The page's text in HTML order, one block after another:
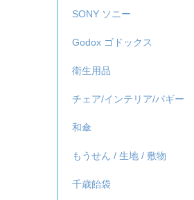
SONY ソニー
Godox ゴドックス
衛生用品
チェア/インテリア/バギー
和傘
もうせん / 生地 / 敷物
千歳飴袋